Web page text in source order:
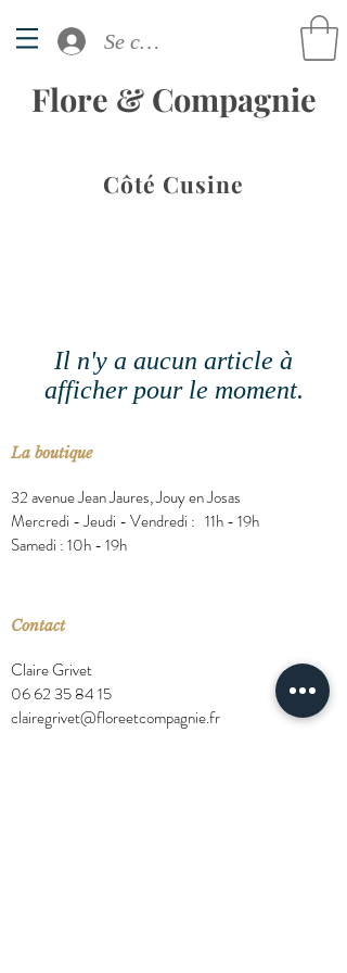
Flore & Compagnie
Se connecter
Côté Cusine
Il n'y a aucun article à
afficher pour le moment.
La boutique
32 avenue Jean Jaures, Jouy en Josas
Mercredi - Jeudi - Vendredi : 11h - 19h
Samedi : 10h - 19h
Contact
Claire Grivet
06 62 35 84 15
clairegrivet@floreetcompagnie.fr